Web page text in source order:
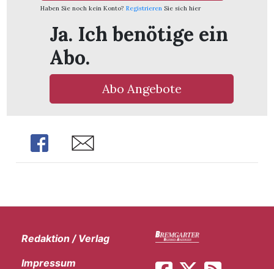
Haben Sie noch kein Konto? Registrieren Sie sich hier
Ja. Ich benötige ein
Abo.
Abo Angebote
Share Share
Redaktion / Verlag
Impressum